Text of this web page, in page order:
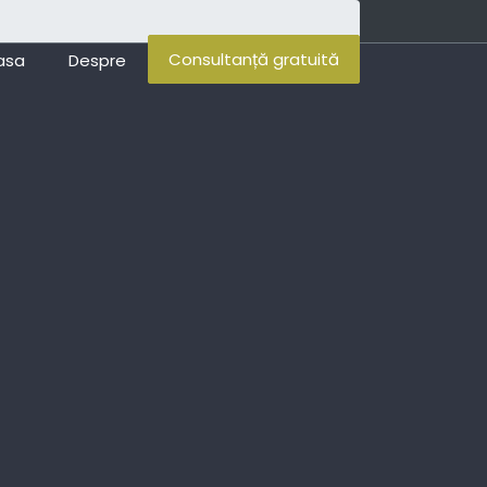
Despre Consultanță gratuită